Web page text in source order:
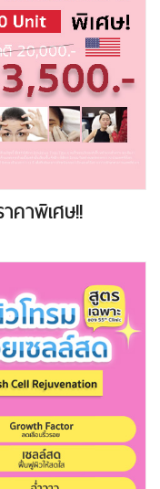
คาพิเศษ!!